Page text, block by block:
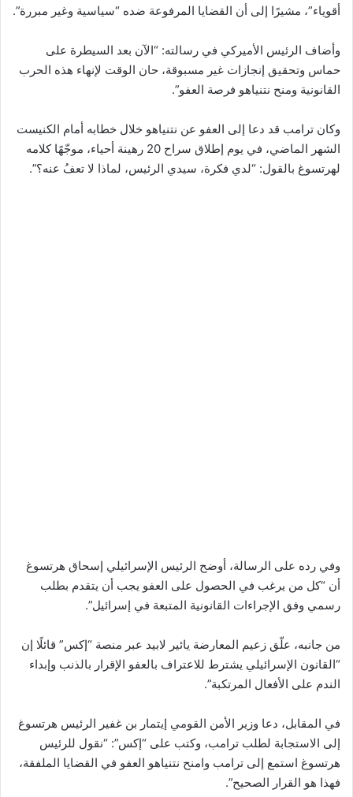
أقوياء”، مشيرًا إلى أن القضايا المرفوعة ضده “سياسية وغير مبررة”.
وأضاف الرئيس الأميركي في رسالته: “الآن بعد السيطرة على
حماس وتحقيق إنجازات غير مسبوقة، حان الوقت لإنهاء هذه الحرب
القانونية ومنح نتنياهو فرصة العفو”.
وكان ترامب قد دعا إلى العفو عن نتنياهو خلال خطابه أمام الكنيست
الشهر الماضي، في يوم إطلاق سراح 20 رهينة أحياء، موجّهًا كلامه
لهرتسوغ بالقول: “لدي فكرة، سيدي الرئيس، لماذا لا تعفُ عنه؟”.
وفي رده على الرسالة، أوضح الرئيس الإسرائيلي إسحاق هرتسوغ
أن “كل من يرغب في الحصول على العفو يجب أن يتقدم بطلب
رسمي وفق الإجراءات القانونية المتبعة في إسرائيل”.
من جانبه، علّق زعيم المعارضة يائير لابيد عبر منصة “إكس” قائلًا إن
“القانون الإسرائيلي يشترط للاعتراف بالعفو الإقرار بالذنب وإبداء
الندم على الأفعال المرتكبة”.
في المقابل، دعا وزير الأمن القومي إيتمار بن غفير الرئيس هرتسوغ
إلى الاستجابة لطلب ترامب، وكتب على “إكس”: “نقول للرئيس
هرتسوغ استمع إلى ترامب وامنح نتنياهو العفو في القضايا الملفقة،
فهذا هو القرار الصحيح”.